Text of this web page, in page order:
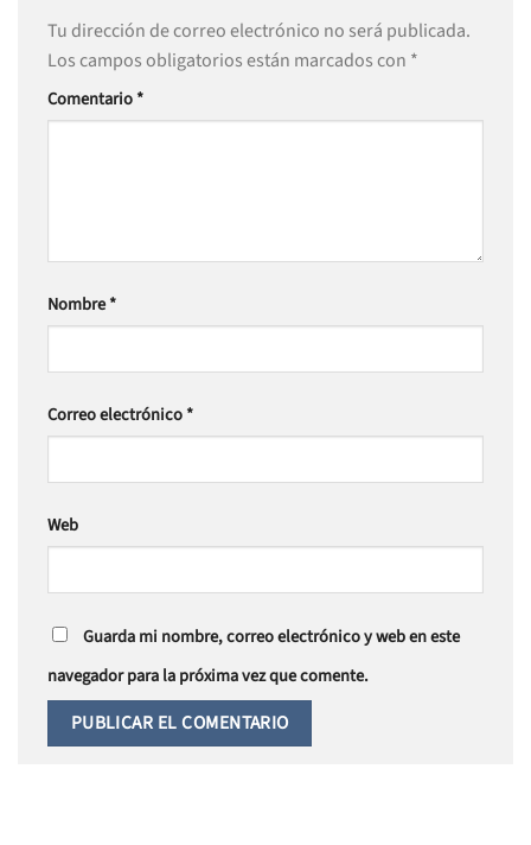
Tu dirección de correo electrónico no será publicada.
Los campos obligatorios están marcados con *
Comentario*
Nombre*
Correo electrónico*
Web
Guarda mi nombre, correo electrónico y web en este
navegador para la próxima vez que comente.